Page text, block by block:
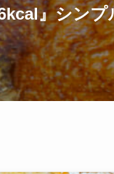
』シン